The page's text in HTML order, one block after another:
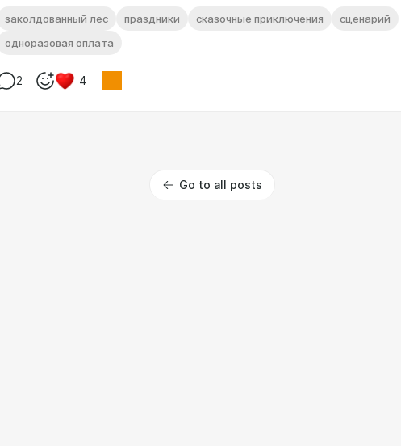
заколдованный лес праздники сказочные приключения
сценарий
одноразовая оплата
2 4
Go to all posts